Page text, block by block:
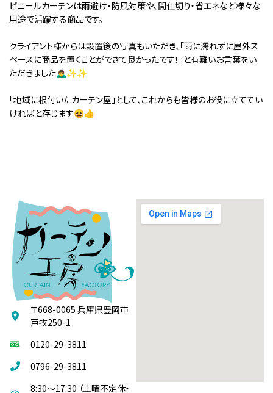
ビニールカーテンは雨避け・防風対策や、間仕切り・省エネなど様々な
用途で活躍する商品です。⁡
⁡クライアント様からは設置後の写真もいただき、「雨に濡れずに屋外ス
ペースに商品を置くことができて良かったです！」と有難いお言葉をい
ただきました🙇‍♂️✨✨⁡
⁡「地域に根付いたカーテン屋」として、これからも皆様のお役に立ててい
ければと存じます😆👍⁡
〒668-0065 兵庫県豊岡市
戸牧250-1
0120-29-3811
0796-29-3811
8:30～17:30 （土曜不定休・